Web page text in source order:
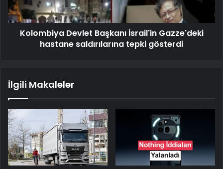
Kolombiya Devlet Başkanı İsrail'in Gazze'deki
hastane saldırılarına tepki gösterdi
İlgili Makaleler